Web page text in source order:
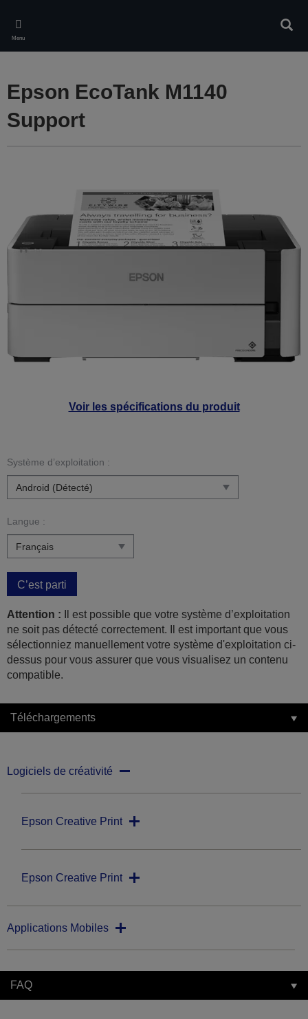
main
content
Menu
Voir les spécifications du produit
Epson EcoTank M1140
Support
Système d’exploitation :
Langue :
C’est parti
Attention : Il est possible que votre système d’exploitation
ne soit pas détecté correctement. Il est important que vous
sélectionniez manuellement votre système d'exploitation ci-
dessus pour vous assurer que vous visualisez un contenu
compatible.
Téléchargements
Logiciels de créativité
Epson Creative Print
Epson Creative Print
Applications Mobiles
FAQ